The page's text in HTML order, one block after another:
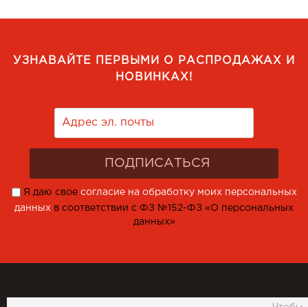
УЗНАВАЙТЕ ПЕРВЫМИ О РАСПРОДАЖАХ И
НОВИНКАХ!
Я даю свое согласие на обработку моих персональных
данных в соответствии с ФЗ №152-ФЗ «О персональных
данных»